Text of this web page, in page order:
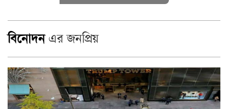
বিনোদনএর জনপ্রিয়